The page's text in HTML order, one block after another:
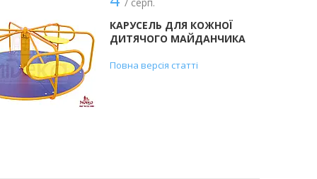
КАРУСЕЛЬ ДЛЯ КОЖНОЇ
ДИТЯЧОГО МАЙДАНЧИКА
Повна версія статті